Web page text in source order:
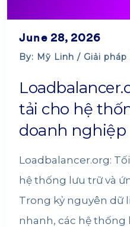
June 28, 2026
By: Mỹ Linh / Giải pháp
tải cho hệ
doanh nghiệp
Loadbalancer.org:
hệ thống lưu trữ và
Trong kỷ nguyên dữ
nhanh, các hệ thống